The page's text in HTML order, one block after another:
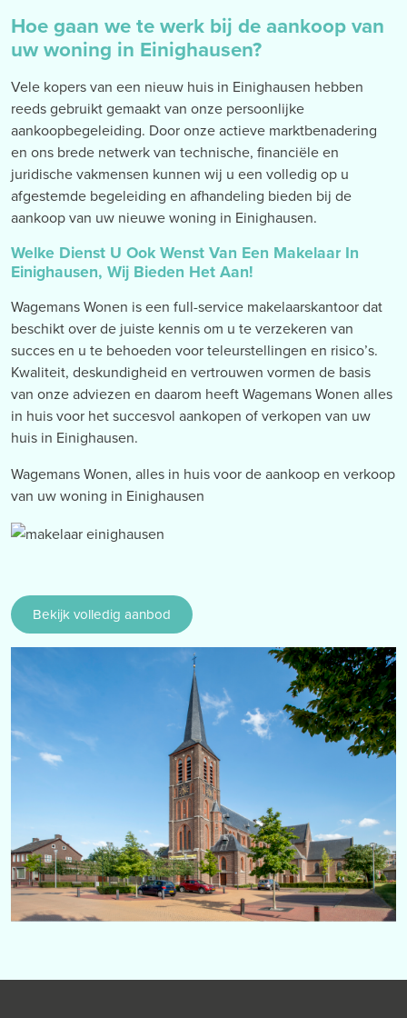
Hoe gaan we te werk bij de aankoop van
uw woning in Einighausen?
Vele kopers van een nieuw huis in Einighausen hebben
reeds gebruikt gemaakt van onze persoonlijke
aankoopbegeleiding. Door onze actieve marktbenadering
en ons brede netwerk van technische, financiële en
juridische vakmensen kunnen wij u een volledig op u
afgestemde begeleiding en afhandeling bieden bij de
aankoop van uw nieuwe woning in Einighausen.
Welke Dienst U Ook Wenst Van Een Makelaar In
Einighausen, Wij Bieden Het Aan!
Wagemans Wonen is een full-service makelaarskantoor dat
beschikt over de juiste kennis om u te verzekeren van
succes en u te behoeden voor teleurstellingen en risico’s.
Kwaliteit, deskundigheid en vertrouwen vormen de basis
van onze adviezen en daarom heeft Wagemans Wonen alles
in huis voor het succesvol aankopen of verkopen van uw
huis in Einighausen.
Wagemans Wonen, alles in huis voor de aankoop en verkoop
van uw woning in Einighausen
Bekijk volledig aanbod